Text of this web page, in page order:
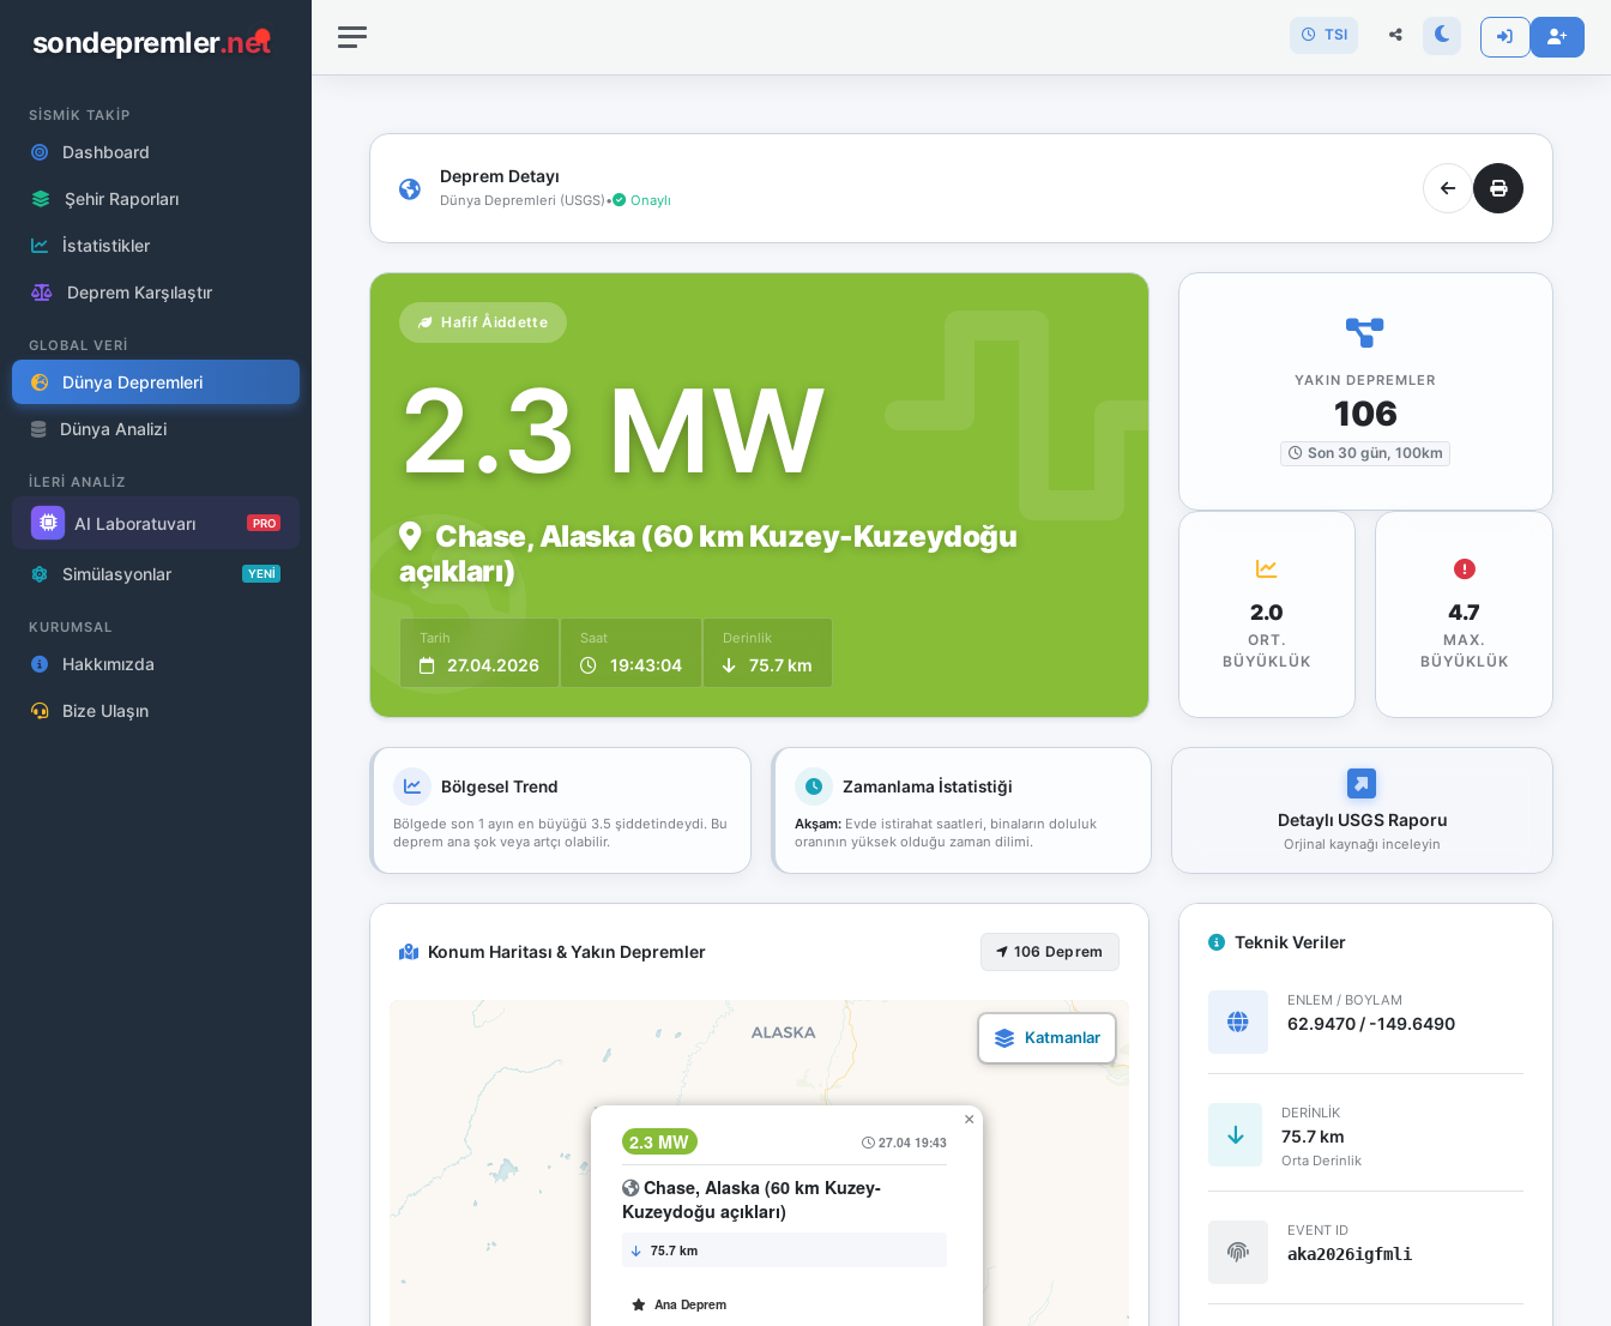
sondepremler.net
SİSMİK TAKİP
Dashboard
Şehir Raporları
İstatistikler
Deprem Karşılaştır
GLOBAL VERİ
Dünya Depremleri
Dünya Analizi
İLERİ ANALİZ
AI Laboratuvarı PRO
Simülasyonlar YENİ
KURUMSAL
Hakkımızda
Bize Ulaşın
TSI
Deprem Detayı
Dünya Depremleri (USGS)• Onaylı
Hafif Åiddette
2.3 MW
Chase, Alaska (60 km Kuzey-Kuzeydoğu
açıkları)
Tarih
27.04.2026
Saat
19:43:04
Derinlik
75.7 km
YAKIN DEPREMLER
106
Son 30 gün, 100km
2.0
ORT.
BÜYÜKLÜK
4.7
MAX.
BÜYÜKLÜK
Bölgesel Trend
Bölgede son 1 ayın en büyüğü 3.5 şiddetindeydi. Bu
deprem ana şok veya artçı olabilir.
Zamanlama İstatistiği
Akşam:Evde istirahat saatleri, binaların doluluk
oranının yüksek olduğu zaman dilimi.
Detaylı USGS Raporu
Orjinal kaynağı inceleyin
Konum Haritası & Yakın Depremler 106 Deprem
2.3 MW 27.04 19:43
Chase, Alaska (60 km Kuzey-
Kuzeydoğu açıkları)
75.7 km
Ana Deprem
×
Teknik Veriler
ENLEM / BOYLAM
62.9470 / -149.6490
DERINLIK
75.7 km
Orta Derinlik
EVENT ID
aka2026igfmli
bağlantınız